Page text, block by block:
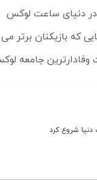
در دنیای ساعت لوکس